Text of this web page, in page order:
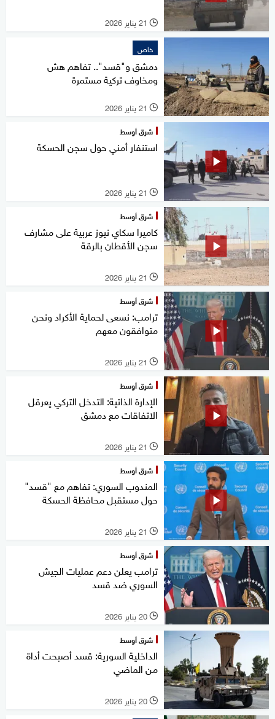
l 21 يناير 2026
خاص
دمشق و"قسد".. تفاهم هش
ومخاوف تركية مستمرة
l 21 يناير 2026
شرق أوسط
استنفار أمني حول سجن الحسكة
l 21 يناير 2026
شرق أوسط
كاميرا سكاي نيوز عربية على مشارف
سجن الأقطان بالرقة
l 21 يناير 2026
شرق أوسط
ترامب: نسعى لحماية الأكراد ونحن
متوافقون معهم
l 21 يناير 2026
شرق أوسط
الإدارة الذاتية: التدخل التركي يعرقل
الاتفاقات مع دمشق
l 21 يناير 2026
شرق أوسط
المندوب السوري: تفاهم مع "قسد"
حول مستقبل محافظة الحسكة
l 21 يناير 2026
شرق أوسط
ترامب يعلن دعم عمليات الجيش
السوري ضد قسد
l 20 يناير 2026
شرق أوسط
الداخلية السورية: قسد أصبحت أداة
من الماضي
l 20 يناير 2026